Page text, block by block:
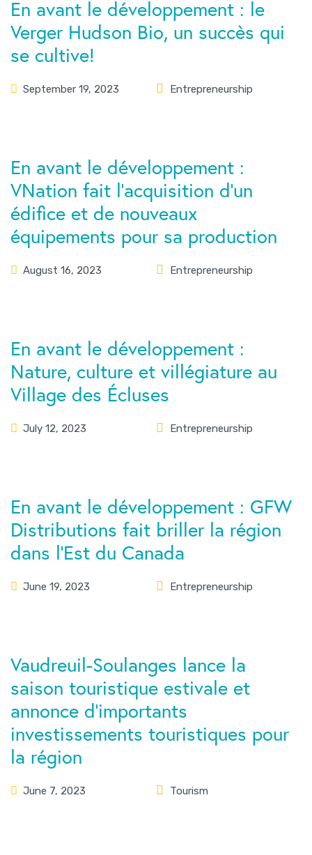
En avant le développement : le
Verger Hudson Bio, un succès qui
se cultive!
September 19, 2023 Entrepreneurship
En avant le développement :
VNation fait l’acquisition d’un
édifice et de nouveaux
équipements pour sa production
August 16, 2023 Entrepreneurship
En avant le développement :
Nature, culture et villégiature au
Village des Écluses
July 12, 2023 Entrepreneurship
En avant le développement : GFW
Distributions fait briller la région
dans l’Est du Canada
June 19, 2023 Entrepreneurship
Vaudreuil-Soulanges lance la
saison touristique estivale et
annonce d’importants
investissements touristiques pour
la région
June 7, 2023 Tourism